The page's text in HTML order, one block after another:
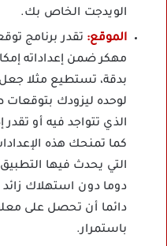
الويدجت الخاص بك.
الموقع:
مهكر ضمن إعداداته
بدقة، تستطيع مثلا
لوحده ليزودك
الذي تتواجد فيه أو
كما تمنحك هذه
التي يحدث فيها
دوما دون استهلاك زائد
دائما أن تحصل على
باستمرار.